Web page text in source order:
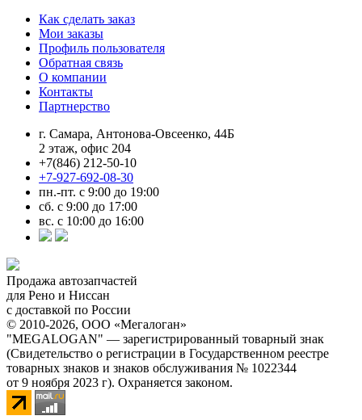
Как сделать заказ
Мои заказы
Профиль пользователя
Обратная связь
О компании
Контакты
Партнерство
г. Самара, Антонова-Овсеенко, 44Б
2 этаж, офис 204
+7(846) 212-50-10
+7-927-692-08-30
пн.-пт. с 9:00 до 19:00
сб. с 9:00 до 17:00
вс. с 10:00 до 16:00
Продажа автозапчастей
для Рено и Ниссан
с доставкой по России
© 2010-2026, ООО «Мегалоган»
"MEGALOGAN" — зарегистрированный товарный знак
(Свидетельство о регистрации в Государственном реестре
товарных знаков и знаков обслуживания № 1022344
от 9 ноября 2023 г). Охраняется законом.